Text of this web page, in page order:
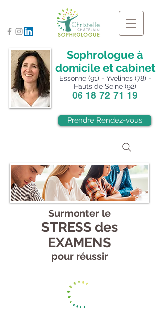
Sophrologue à
domicile et cabinet
Essonne (91) - Yvelines (78) -
Hauts de Seine (92)
06 18 72 71 19
Prendre Rendez-vous
Surmonter le
STRESS des
EXAMENS
pour réussir